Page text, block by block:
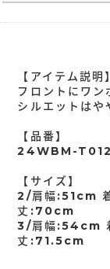
【アイテム説明】
フロントにワン
シルエットはや
【品番】
24WBM-
【サイズ】
2/肩幅:51cm
丈:70cm
3/肩幅:54cm
丈:71.5cm